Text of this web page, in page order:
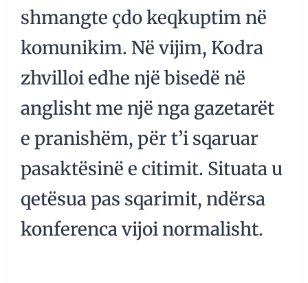
shmangte çdo keqkuptim në
komunikim. Në vijim, Kodra
zhvilloi edhe një bisedë në
anglisht me një nga gazetarët
e pranishëm, për t’i sqaruar
pasaktësinë e citimit. Situata u
qetësua pas sqarimit, ndërsa
konferenca vijoi normalisht.